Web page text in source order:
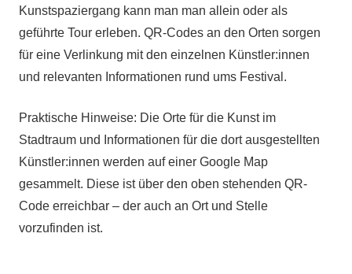
Kunstspaziergang kann man man allein oder als
geführte Tour erleben. QR-Codes an den Orten sorgen
für eine Verlinkung mit den einzelnen Künstler:innen
und relevanten Informationen rund ums Festival.
Praktische Hinweise: Die Orte für die Kunst im
Stadtraum und Informationen für die dort aus­gestellten
Künstler:innen werden auf einer Google Map
gesammelt. Diese ist über den oben stehenden QR-
Code erreichbar – der auch an Ort und Stelle
vorzufinden ist.